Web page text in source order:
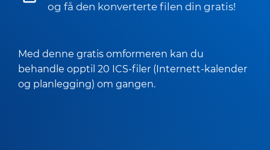
og få den konverterte filen din gratis!
Med denne gratis omformeren kan du
behandle opptil 20 ICS-filer (Internett-kalender
og planlegging) om gangen.